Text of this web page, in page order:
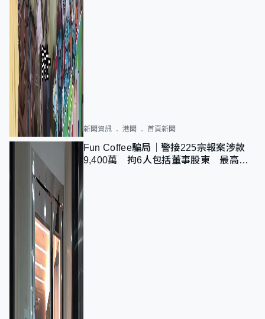
新聞資訊 港聞 首頁新聞
Fun Coffee騙局｜警接225宗報案涉款
9,400萬 拘6人包括董事股東 最高金